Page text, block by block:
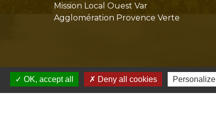
Mission Local Ouest Var
Agglomération Provence Verte
OK, accept all Deny all cookies Personalize